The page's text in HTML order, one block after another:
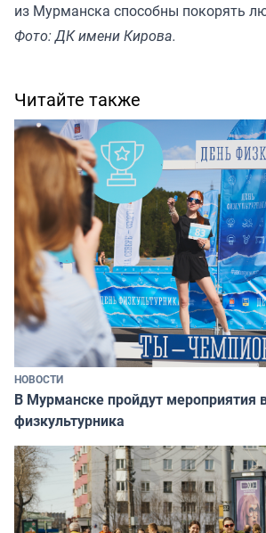
из Мурманска способны покорять
Фото: ДК имени Кирова.
Читайте также
НОВОСТИ
В Мурманске пройдут мероприятия
физкультурника